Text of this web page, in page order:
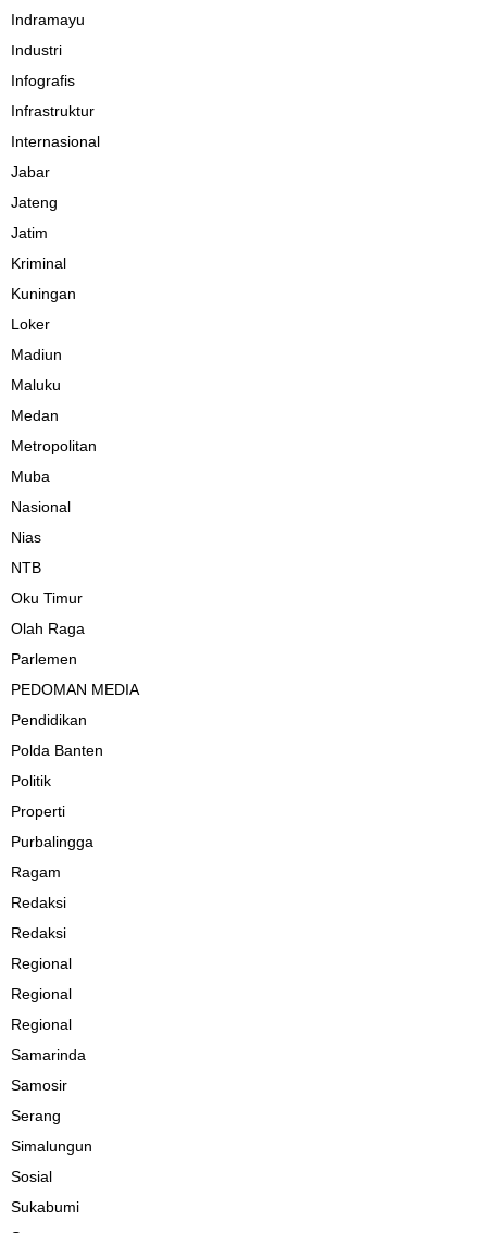
Indramayu
Industri
Infografis
Infrastruktur
Internasional
Jabar
Jateng
Jatim
Kriminal
Kuningan
Loker
Madiun
Maluku
Medan
Metropolitan
Muba
Nasional
Nias
NTB
Oku Timur
Olah Raga
Parlemen
PEDOMAN MEDIA
Pendidikan
Polda Banten
Politik
Properti
Purbalingga
Ragam
Redaksi
Redaksi
Regional
Regional
Regional
Samarinda
Samosir
Serang
Simalungun
Sosial
Sukabumi